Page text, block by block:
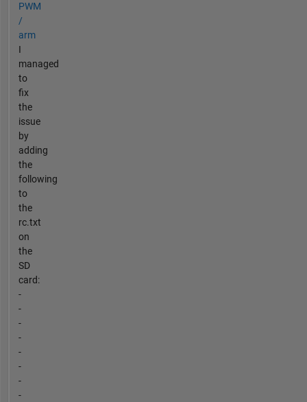
PWM
/
arm
I
managed
to
fix
the
issue
by
adding
the
following
to
the
rc.txt
on
the
SD
card:
-
-
-
-
-
-
-
-